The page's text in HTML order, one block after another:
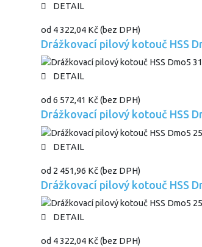
DETAIL
od 4 322,04 Kč (bez DPH)
Drážkovací pilový kotouč HSS
DETAIL
od 6 572,41 Kč(bez DPH)
Drážkovací pilový kotouč HSS
DETAIL
od 2 451,96 Kč (bez DPH)
Drážkovací pilový kotouč HSS
DETAIL
od 4 322,04 Kč(bez DPH)